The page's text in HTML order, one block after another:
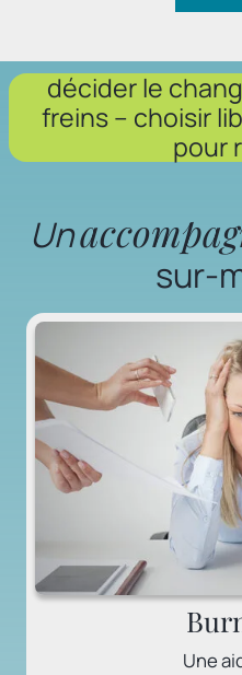
décider le
freins – choisir
pour
Un
sur-
Une